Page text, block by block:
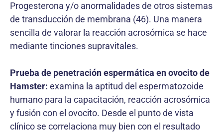
Progesterona y/o anormalidades de otros sistemas
de transducción de membrana (46). Una manera
sencilla de valorar la reacción acrosómica se hace
mediante tinciones supravitales.
Prueba de penetración espermática en ovocito de
Hamster: examina la aptitud del espermatozoide
humano para la capacitación, reacción acrosómica
y fusión con el ovocito. Desde el punto de vista
clínico se correlaciona muy bien con el resultado